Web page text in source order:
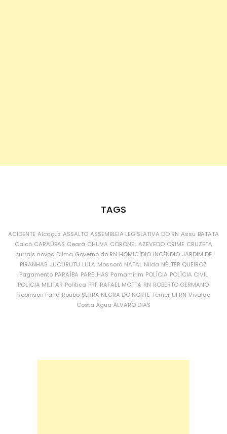
TAGS
ACIDENTE Alcaçuz ASSALTO ASSEMBLEIA LEGISLATIVA DO RN Assu BATATA
Caicó CARAÚBAS Ceará CHUVA CORONEL AZEVEDO CRIME CRUZETA
currais novos Dilma Governo do RN HOMICÍDIO INCÊNDIO JARDIM DE
PIRANHAS JUCURUTU LULA Mossoró NATAL Nilda NÉLTER QUEIROZ
Pagamento PARAÍBA PARELHAS Parnamirim POLÍCIA POLÍCIA CIVIL
POLÍCIA MILITAR Política PRF RAFAEL MOTTA RN ROBERTO GERMANO
Robinson Faria Roubo SERRA NEGRA DO NORTE Temer UFRN Vivaldo
Costa Água ÁLVARO DIAS